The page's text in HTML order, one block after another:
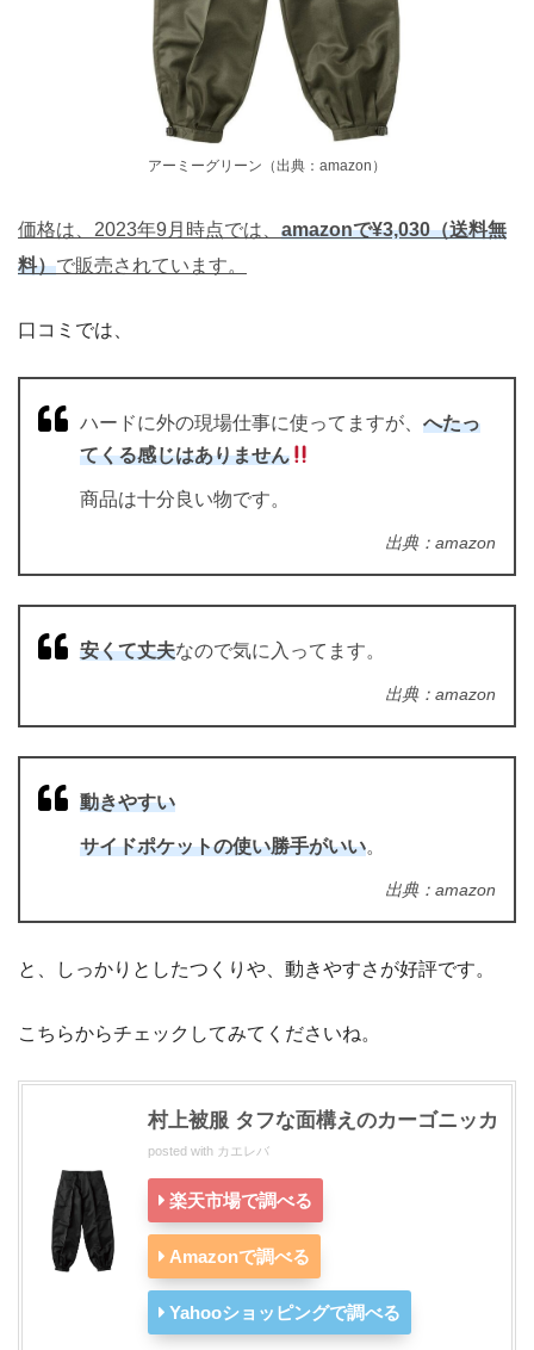
アーミーグリーン（出典：amazon）
価格は、2023年9月時点では、 amazonで¥3,030（送料無
料）で販売されています。
口コミでは、
ハードに外の現場仕事に使ってますが、 へたっ
てくる感じはありません
商品は十分良い物です。
出典：amazon
安くて丈夫なので気に入ってます。
出典：amazon
動きやすい
サイドポケットの使い勝手がいい。
出典：amazon
と、しっかりとしたつくりや、動きやすさが好評です。
こちらからチェックしてみてくださいね。
村上被服 タフな面構えのカーゴニッカ
posted with カエレバ
楽天市場で調べる
Amazonで調べる
Yahooショッピングで調べる